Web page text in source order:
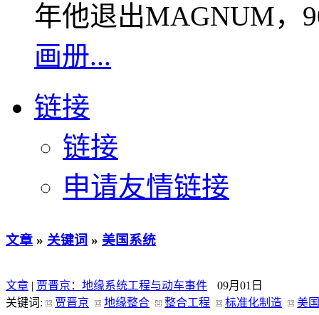
年他退出MAGNUM，
画册...
链接
链接
申请友情链接
文章 » 关键词 » 美国系统
文章 | 贾晋京：地缘系统工程与动车事件
09月01日
关键词:
贾晋京 地缘整合 整合工程 标准化制造
美